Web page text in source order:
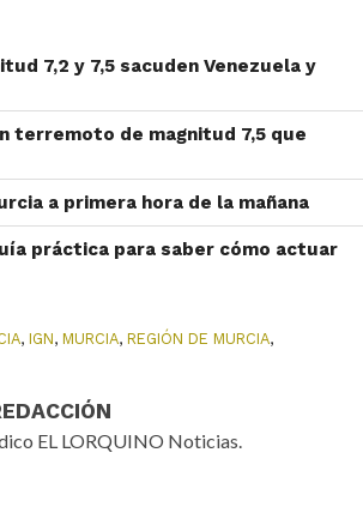
7,2 y 7,5 sacuden Venezuela y
terremoto de magnitud 7,5 que
a primera hora de la mañana
práctica para saber cómo actuar
,IGN,MURCIA,REGIÓN DE MURCIA,
EL LORQUINO Noticias.